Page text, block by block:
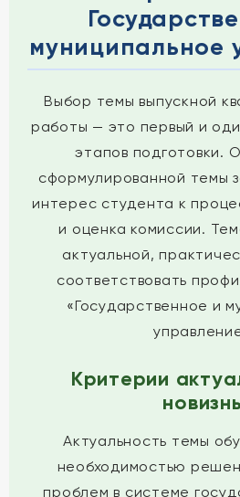
муниципальное
Выбор темы выпускной
работы — это первый и
этапов подготовки.
сформулированной темы
интерес студента к
и оценка комиссии.
актуальной,
соответствовать
«Государственное и
Критерии
Актуальность темы
необходимостью
проблем в системе